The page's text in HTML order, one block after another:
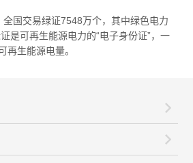
全国交易绿证7548万个，其中绿色电力
是可再生能源电力的“电子身份证”，一
再生能源电量。